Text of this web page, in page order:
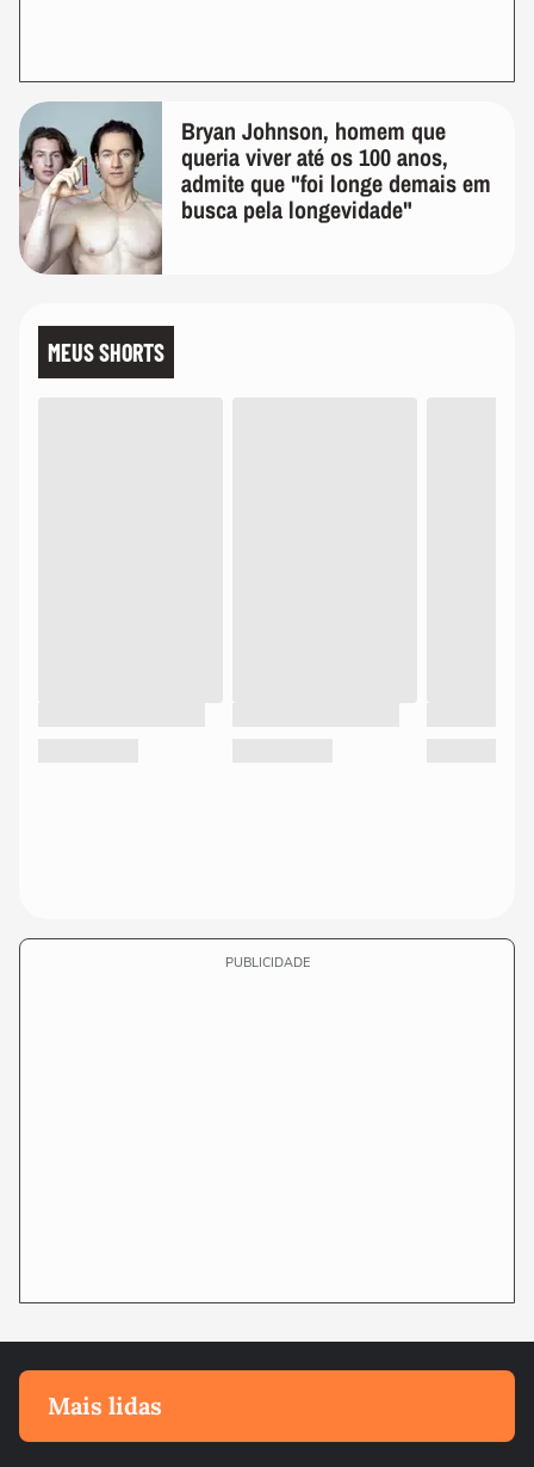
Bryan Johnson, homem que
queria viver até os 100 anos,
admite que "foi longe demais em
busca pela longevidade"
MEUS SHORTS
PUBLICIDADE
Mais lidas